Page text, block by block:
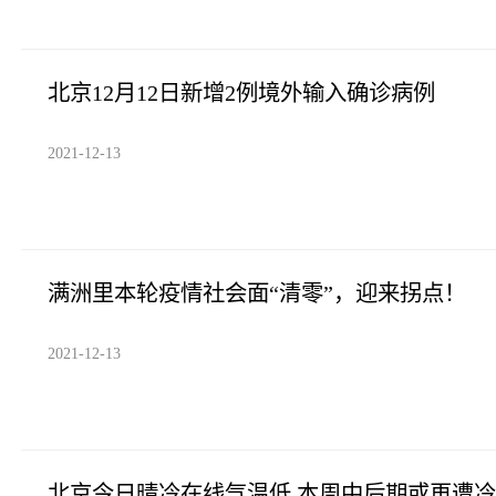
北京12月12日新增2例境外输入确诊病例
2021-12-13
满洲里本轮疫情社会面“清零”，迎来拐点！
2021-12-13